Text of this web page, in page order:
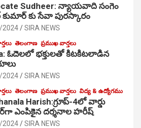
Sudheer: న్యాయవాది సంగెం
కుమార్ కు సేవా పురస్కారం
2024 SIRA NEWS
తెలంగాణ ప్రముఖ వార్తలు
ఓదెల‌లో భక్తులతో కిటకిటలాడిన
2024 SIRA NEWS
తెలంగాణ ప్రముఖ వార్తలు విద్య & ఉద్యోగము
Harish:గ్రూప్-4లో వార్డు
ఎంపికైన దర్శనాల హరీష్
2024 SIRA NEWS